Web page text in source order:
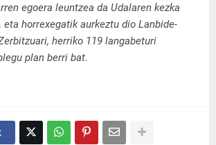
egoera leuntzea da Udalaren kezka
eta horrexegatik aurkeztu dio Lanbide-
herriko 119 langabeturi
plan berri bat.